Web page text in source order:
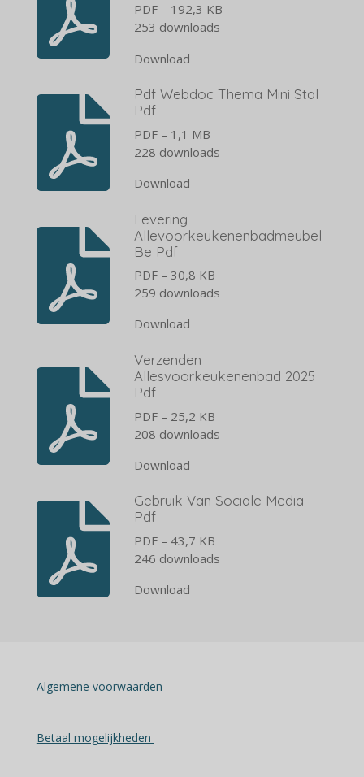
PDF – 192,3 KB
253 downloads
Download
Pdf Webdoc Thema Mini Stal
Pdf
PDF – 1,1 MB
228 downloads
Download
Levering
Allevoorkeukenenbadmeubel
Be Pdf
PDF – 30,8 KB
259 downloads
Download
Verzenden
Allesvoorkeukenenbad 2025
Pdf
PDF – 25,2 KB
208 downloads
Download
Gebruik Van Sociale Media
Pdf
PDF – 43,7 KB
246 downloads
Download
Algemene voorwaarden
Betaal mogelijkheden